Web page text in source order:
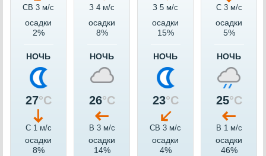
СВ 3 м/c
осадки
2%
НОЧЬ
27°C
С 1 м/c
осадки
8%
З 4 м/c
осадки
8%
НОЧЬ
26°C
В 3 м/c
осадки
14%
З 5 м/c
осадки
15%
НОЧЬ
23°C
СВ 3 м/c
осадки
4%
С 3 м/c
осадки
5%
НОЧЬ
25°C
В 1 м/c
осадки
46%